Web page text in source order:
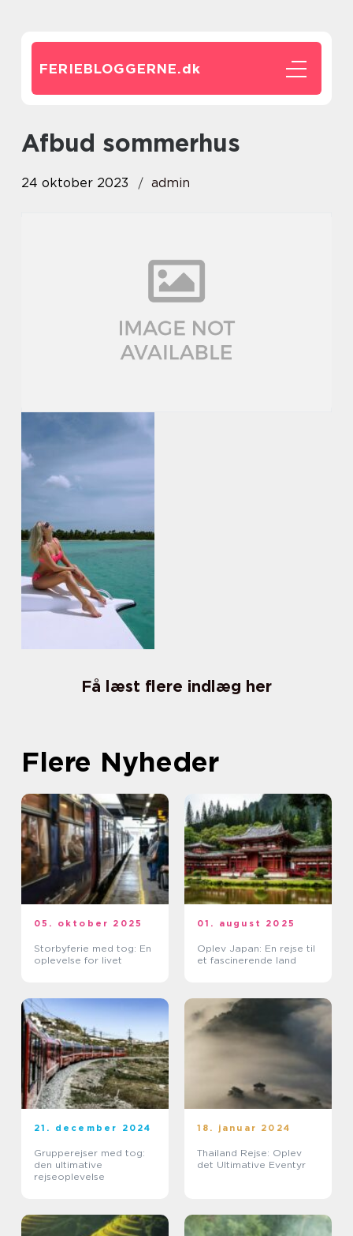
FERIEBLOGGERNE.dk
afbud sommerhus
24 oktober 2023 admin
Få læst flere indlæg her
Flere Nyheder
05. oktober 2025
Storbyferie med tog: En
oplevelse for livet
01. august 2025
Oplev Japan: En rejse til
et fascinerende land
21. december 2024
Grupperejser med tog:
den ultimative
rejseoplevelse
18. januar 2024
Thailand Rejse: Oplev
det Ultimative Eventyr